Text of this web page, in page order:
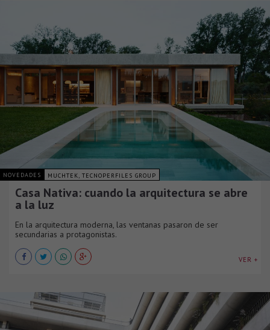
NOVEDADES MUCHTEK, TECNOPERFILES GROUP
Casa Nativa: cuando la arquitectura se abre
a la luz
En la arquitectura moderna, las ventanas pasaron de ser
secundarias a protagonistas.
VER +